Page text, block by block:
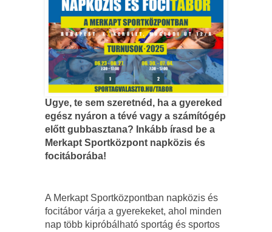
Ugye, te sem szeretnéd, ha a gyereked
egész nyáron a tévé vagy a számítógép
előtt gubbasztana? Inkább írasd be a
Merkapt Sportközpont napközis és
focitáborába!
A Merkapt Sportközpontban napközis és
focitábor várja a gyerekeket, ahol minden
nap több kipróbálható sportág és sportos